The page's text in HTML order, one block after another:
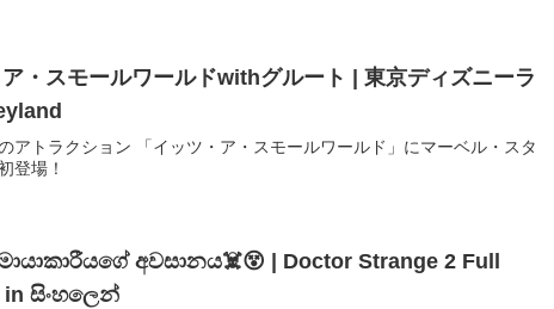
ア・スモールワールドwithグルート | 東京ディズニーラ
アトラクション 「イッツ・ア・スモールワールド」にマーベル・スタ
登場！
අවසානය☠️😵 | Doctor Strange 2 Full
in සිංහලෙන්